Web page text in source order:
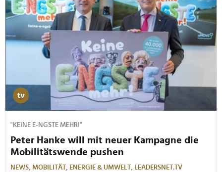
"KEINE E-NGSTE MEHR!"
Peter Hanke will mit neuer Kampagne die
Mobilitätswende pushen
NEWS, MOBILITÄT, ENERGIE & UMWELT, LEADERSNET.TV